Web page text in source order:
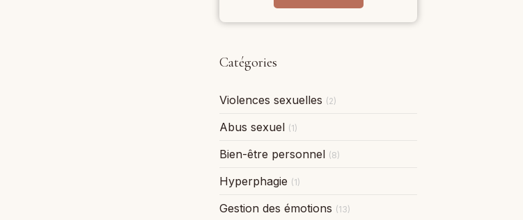
Catégories
Violences sexuelles (2)
Abus sexuel (1)
Bien-être personnel (8)
Hyperphagie (1)
Gestion des émotions (13)